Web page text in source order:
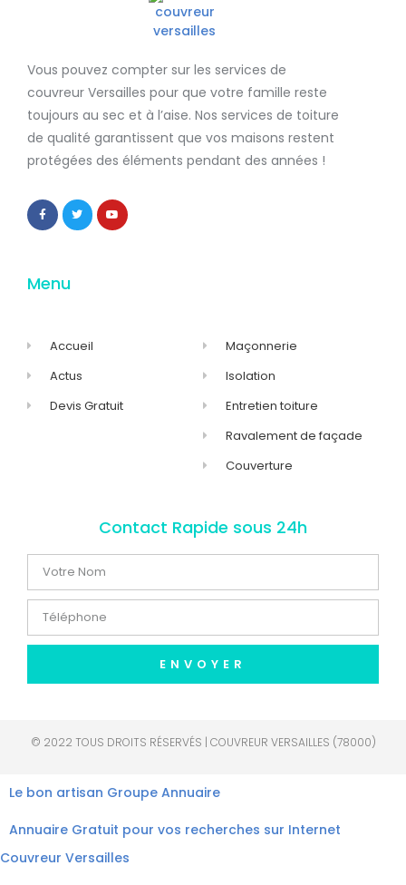
Vous pouvez compter sur les services de
couvreur Versailles pour que votre famille reste
toujours au sec et à l’aise. Nos services de toiture
de qualité garantissent que vos maisons restent
protégées des éléments pendant des années !
Menu
Accueil
Actus
Devis Gratuit
Maçonnerie
Isolation
Entretien toiture
Ravalement de façade
Couverture
Contact Rapide sous 24h
ENVOYER
© 2022 TOUS DROITS RÉSERVÉS | COUVREUR VERSAILLES (78000)
Le bon artisan Groupe Annuaire
Annuaire Gratuit pour vos recherches sur Internet
Couvreur Versailles